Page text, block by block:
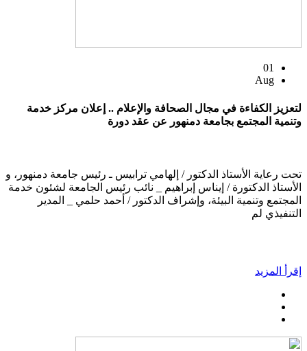
01
Aug
لتعزيز الكفاءة في مجال الصحافة والإعلام .. إعلان مركز خدمة
وتنمية المجتمع بجامعة دمنهور عن عقد دورة
تحت رعاية الأستاذ الدكتور / إلهامي ترابيس ـ رئيس جامعة دمنهور، و
الأستاذ الدكتورة / إيناس إبراهيم _ نائب رئيس الجامعة لشئون خدمة
المجتمع وتنمية البيئة، وإشراف الدكتور / أحمد حلمي _ المدير
التنفيذي لم
إقرأ المزيد